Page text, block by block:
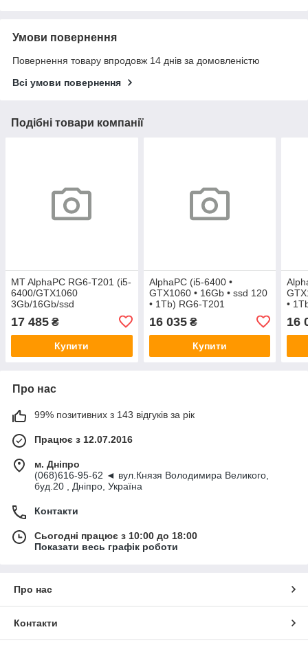
Умови повернення
Повернення товару впродовж 14 днів за домовленістю
Всі умови повернення
Подібні товари компанії
MT AlphaPC RG6-T201 (i5-
6400/GTX1060
3Gb/16Gb/ssd
17 485 ₴
Купити
AlphaPC (i5-6400 •
GTX1060 • 16Gb • ssd 120
• 1Tb) RG6-T201
16 035₴
Купити
•
16
Про нас
99% позитивних з 143 відгуків за рік
Працює з 12.07.2016
м. Дніпро
(068)616-95-62 ◄ вул.Князя Володимира Великого,
буд.20 , Дніпро, Україна
Контакти
Сьогодні працює з 10:00 до 18:00
Показати весь графік роботи
Про нас
Контакти